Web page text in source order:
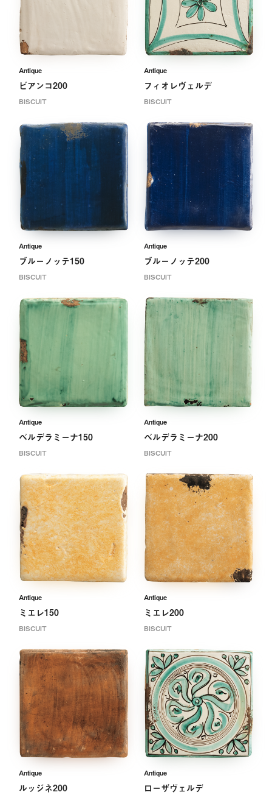
Antique
ビアンコ200
BISCUIT
Antique
フィオレヴェルデ
BISCUIT
Antique
ブルーノッテ150
BISCUIT
Antique
ブルーノッテ200
BISCUIT
Antique
ベルデラミーナ150
BISCUIT
Antique
ベルデラミーナ200
BISCUIT
Antique
ミエレ150
BISCUIT
Antique
ミエレ200
BISCUIT
Antique
ルッジネ200
Antique
ローザヴェルデ